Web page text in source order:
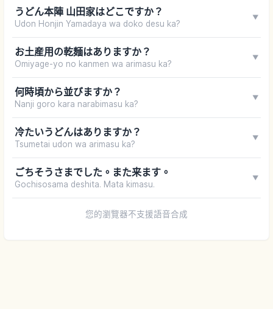
うどん本陣 山田家はどこですか？
Udon Honjin Yamadaya wa doko desu ka?
▼
お土産用の乾麺はありますか？
Omiyage-yo no kanmen wa arimasu ka?
▼
何時頃から並びますか？
Nanji goro kara narabimasu ka?
▼
冷たいうどんはありますか？
Tsumetai udon wa arimasu ka?
▼
ごちそうさまでした。また来ます。
Gochisosama deshita. Mata kimasu.
▼
您的瀏覽器不支援語音合成